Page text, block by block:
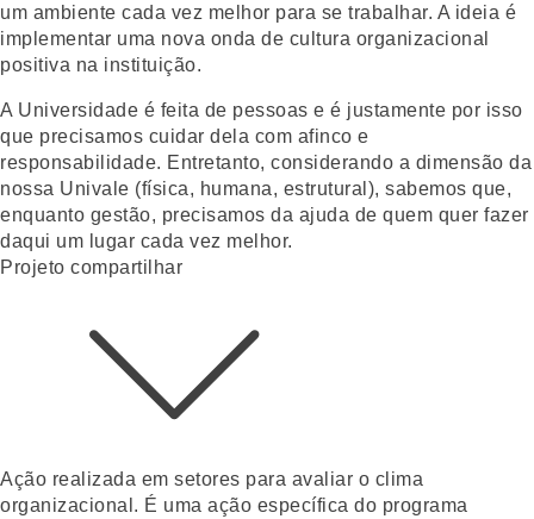
um ambiente cada vez melhor para se trabalhar. A ideia é
implementar uma nova onda de cultura organizacional
positiva na instituição.
A Universidade é feita de pessoas e é justamente por isso
que precisamos cuidar dela com afinco e
responsabilidade. Entretanto, considerando a dimensão da
nossa Univale (física, humana, estrutural), sabemos que,
enquanto gestão, precisamos da ajuda de quem quer fazer
daqui um lugar cada vez melhor.
Projeto compartilhar
Ação realizada em setores para avaliar o clima
organizacional. É uma ação específica do programa